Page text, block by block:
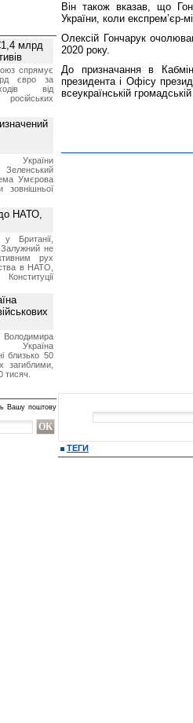
Він також вказав, що
України, коли експремʼєр-
Олексій Гончарук
2020 року.
До призначання в Кабмін
президента і Офісу
всеукраїнській
ТЕГИ
млрд
спрямує
євро за
від
Умєрова
зовнішньої
до НАТО,
Британії,
Залужний не
рух
в НАТО,
Україна
близько 50
загиблими,
тисяч.
Вашу поштову